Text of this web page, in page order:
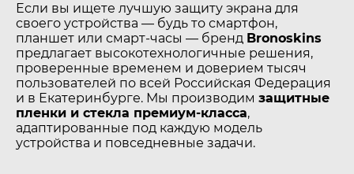
Если вы ищете лучшую защиту экрана для
своего устройства — будь то смартфон,
планшет или смарт-часы — бренд Bronoskins
предлагает высокотехнологичные решения,
проверенные временем и доверием тысяч
пользователей по всей Российская Федерация
и в Екатеринбурге. Мы производим защитные
пленки и стекла премиум-класса,
адаптированные под каждую модель
устройства и повседневные задачи.